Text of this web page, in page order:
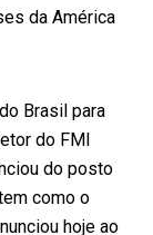
da América
Brasil para
do FMI
do posto
como o
hoje ao